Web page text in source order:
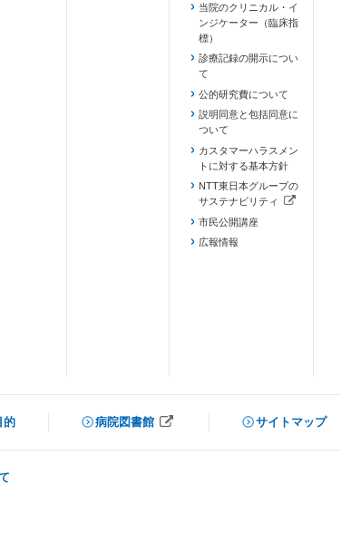
当院のクリニカル・イ
ンジケーター（臨床指
標）
診療記録の開示につい
て
公的研究費について
説明同意と包括同意に
ついて
カスタマーハラスメン
トに対する基本方針
NTT東日本グループの
サステナビリティ
（新しいタブで開きます）
市民公開講座
広報情報
的
病院図書館
サイトマップ